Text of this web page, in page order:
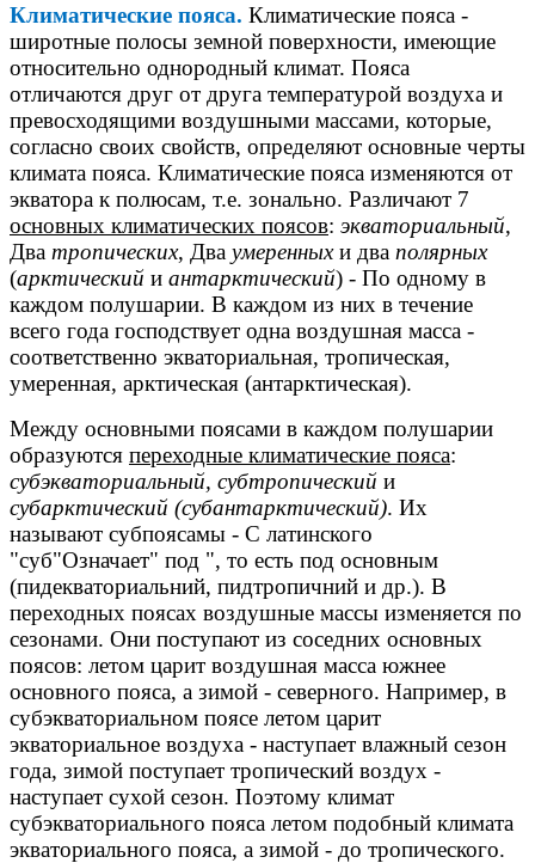
Климатические пояса. Климатические пояса -
широтные полосы земной поверхности, имеющие
относительно однородный климат. Пояса
отличаются друг от друга температурой воздуха и
превосходящими воздушными массами, которые,
согласно своих свойств, определяют основные черты
климата пояса. Климатические пояса изменяются от
экватора к полюсам, т.е. зонально. Различают 7
основных климатических поясов: экваториальный,
Два тропических, Два умеренныхи два полярных
(арктический и антарктический) - По одному в
каждом полушарии. В каждом из них в течение
всего года господствует одна воздушная масса -
соответственно экваториальная, тропическая,
умеренная, арктическая (антарктическая).
Между основными поясами в каждом полушарии
образуются переходные климатические пояса:
субэкваториальный, субтропический и
субарктический (субантарктический). Их
называют субпоясамы - С латинского
"суб"Означает" под ", то есть под основным
(пидекваториальний, пидтропичний и др.). В
переходных поясах воздушные массы изменяется по
сезонами. Они поступают из соседних основных
поясов: летом царит воздушная масса южнее
основного пояса, а зимой - северного. Например, в
субэкваториальном поясе летом царит
экваториальное воздуха - наступает влажный сезон
года, зимой поступает тропический воздух -
наступает сухой сезон. Поэтому климат
субэкваториального пояса летом подобный климата
экваториального пояса, а зимой - до тропического.